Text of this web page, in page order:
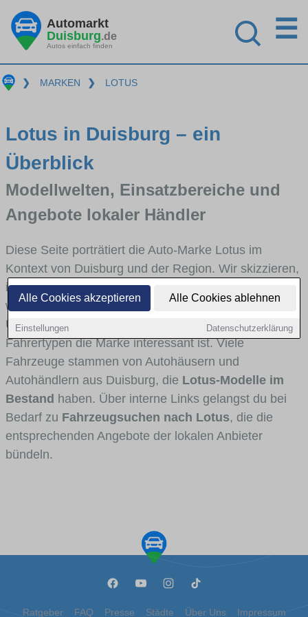
Alle Cookies akzeptieren Alle Cookies ablehnen
Einstellungen Datenschutzerklärung
Automarkt
Duisburg.de
Autos einfach finden
☰
❯ MARKEN ❯ LOTUS
Lotus in Duisburg – ein
Überblick
Modellwelten, Einsatzbereiche und
Angebote lokaler Händler
Diese Seite porträtiert die Auto-Marke Lotus im
Kontext von Duisburg und der Region. Wir skizzieren,
in welchen Fahrzeugklassen Lotus stark vertreten ist,
welche Modellreihen häufig im Stadt- und
Umlandverkehr zu sehen sind und für welche
Fahrertypen die Marke interessant ist. Viele
Fahrzeuge stammen von Autohäusern und
Autohändlern aus Duisburg, die Lotus-Modelle im
Bestand haben. Über interne Links gelangst du bei
Bedarf zu Fahrzeugsuchen nach Lotus, die die
entsprechenden Angebote der lokalen Anbieter
bündeln.
Ratgeber FAQ Presse Städte Über Uns Impressum